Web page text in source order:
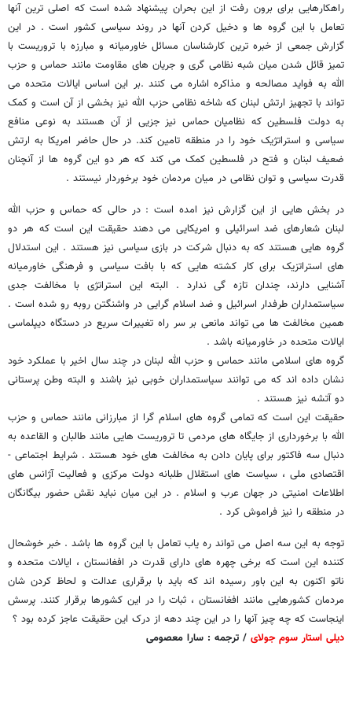
راهکارهایی برای برون رفت از این بحران پیشنهاد شده است که اصلی ترین آنها
تعامل با این گروه ها و دخیل کردن آنها در روند سیاسی کشور است . در این
گزارش جمعی از خبره ترین کارشناسان مسائل خاورمیانه و مبارزه با تروریست با
تمیز قائل شدن میان شبه نظامی گری و جریان های مقاومت مانند حماس و حزب
الله به فواید مصالحه و مذاکره اشاره می کنند .بر این اساس ایالات متحده می
تواند با تجهیز ارتش لبنان که شاخه نظامی حزب الله نیز بخشی از آن است و کمک
به دولت فلسطین که نظامیان حماس نیز جزیی از آن هستند به نوعی منافع
سیاسی و استراتژیک خود را در منطقه تامین کند. در حال حاضر امریکا به ارتش
ضعیف لبنان و فتح در فلسطین کمک می کند که هر دو این گروه ها از آنچنان
قدرت سیاسی و توان نظامی در میان مردمان خود برخوردار نیستند .
در بخش هایی از این گزارش نیز امده است : در حالی که حماس و حزب الله
لبنان شعارهای ضد اسرائیلی و امریکایی می دهند حقیقت این است که هر دو
گروه هایی هستند که به دنبال شرکت در بازی سیاسی نیز هستند . این استدلال
های استراتزیک برای کار کشته هایی که با بافت سیاسی و فرهنگی خاورمیانه
آشنایی دارند، چندان تازه گی ندارد . البته این استراتژی با مخالفت جدی
سیاستمداران طرفدار اسرائیل و ضد اسلام گرایی در واشنگتن روبه رو شده است .
همین مخالفت ها می تواند مانعی بر سر راه تغییرات سریع در دستگاه دیپلماسی
ایالات متحده در خاورمیانه باشد .
گروه های اسلامی مانند حماس و حزب الله لبنان در چند سال اخیر با عملکرد خود
نشان داده اند که می توانند سیاستمداران خوبی نیز باشند و البته وطن پرستانی
دو آتشه نیز هستند .
حقیقت این است که تمامی گروه های اسلام گرا از مبارزانی مانند حماس و حزب
الله با برخورداری از جایگاه های مردمی تا تروریست هایی مانند طالبان و القاعده به
دنبال سه فاکتور برای پایان دادن به مخالفت های خود هستند . شرایط اجتماعی -
اقتصادی ملی ، سیاست های استقلال طلبانه دولت مرکزی و فعالیت آژانس های
اطلاعات امنیتی در جهان عرب و اسلام . در این میان نباید نقش حضور بیگانگان
در منطقه را نیز فراموش کرد .
توجه به این سه اصل می تواند ره یاب تعامل با این گروه ها باشد . خبر خوشحال
کننده این است که برخی چهره های دارای قدرت در افغانستان ، ایالات متحده و
ناتو اکنون به این باور رسیده اند که باید با برقراری عدالت و لحاظ کردن شان
مردمان کشورهایی مانند افغانستان ، ثبات را در این کشورها برقرار کنند. پرسش
اینجاست که چه چیز آنها را در این چند دهه از درک این حقیقت عاجز کرده بود ؟
دیلی استار سوم جولای / ترجمه : سارا معصومی